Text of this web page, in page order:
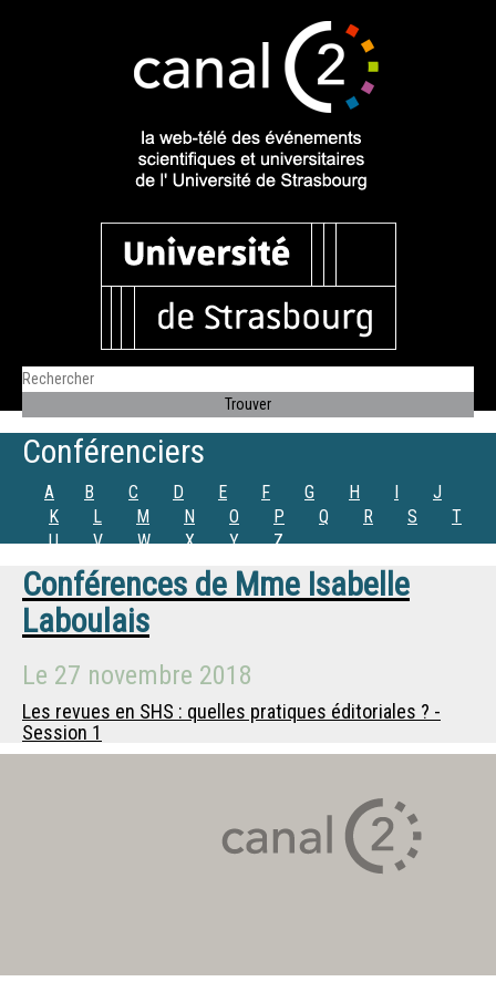
Conférenciers
A B C D E F G H I
J
K
L M N O P Q R S
T
U
V W X Y Z
Conférences de Mme Isabelle
Laboulais
Le 27 novembre 2018
Les revues en SHS : quelles pratiques éditoriales ? -
Session 1